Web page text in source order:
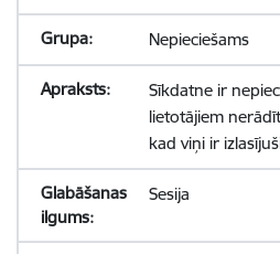
Nepieciešams
Sīkdatne ir
lietotājiem
kad viņi ir
Sesija